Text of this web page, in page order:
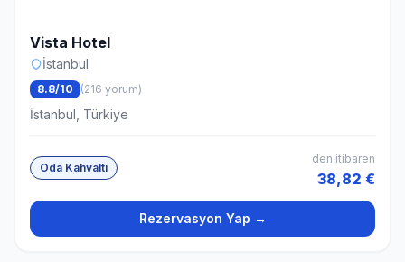
Vista Hotel
İstanbul
8.8/10 (216 yorum)
İstanbul, Türkiye
Oda Kahvaltı
den itibaren
38,82 €
Rezervasyon Yap →